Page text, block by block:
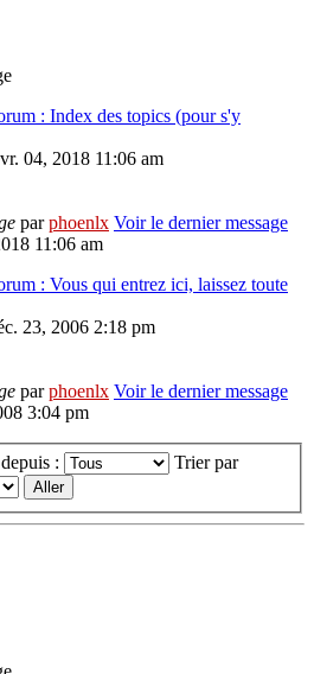
: Index des topics (pour s'y
04, 2018 11:06 am
parphoenlx Voir le dernier message
11:06 am
: Vous qui entrez ici, laissez toute
23, 2006 2:18 pm
parphoenlx Voir le dernier message
3:04 pm
: Trier par